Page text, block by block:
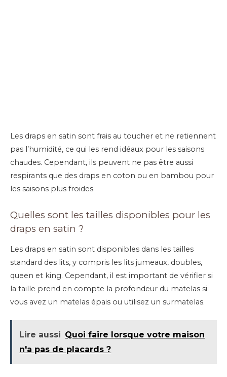
Les draps en satin sont frais au toucher et ne retiennent
pas l’humidité, ce qui les rend idéaux pour les saisons
chaudes. Cependant, ils peuvent ne pas être aussi
respirants que des draps en coton ou en bambou pour
les saisons plus froides.
Quelles sont les tailles disponibles pour les
draps en satin ?
Les draps en satin sont disponibles dans les tailles
standard des lits, y compris les lits jumeaux, doubles,
queen et king. Cependant, il est important de vérifier si
la taille prend en compte la profondeur du matelas si
vous avez un matelas épais ou utilisez un surmatelas.
Lire aussi Quoi faire lorsque votre maison
n'a pas de placards ?